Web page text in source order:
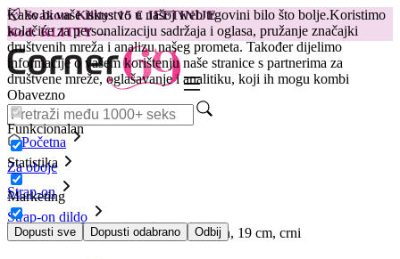
Kako bi vaše iskustvo u našoj web trgovini bilo što bolje.Koristimo
kolačiće za personalizaciju sadržaja i oglasa, pružanje značajki
društvenih mreža i analizu našeg prometa. Također dijelimo
informacije o vašem korištenju naše stranice s partnerima za
društvene mreže, oglašavanje i analitiku, koji ih mogu kombi
Obavezno
Funkcionalan
Statistika
Marketing
Dopusti sve Dopusti odabrano Odbij
😽Svakom Klitty: 15 € JEFTINIJE
Kod: KLITTY →
Početna
Za oboje
Strap-on
Strap-on dildo
Produživač za penis s pojasom Dr. Skin, 19 cm, crni